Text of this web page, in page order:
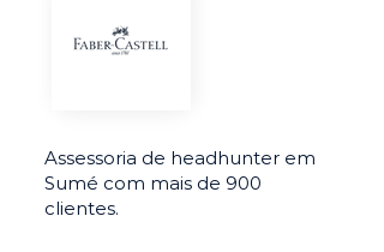
Assessoria de headhunter em
Sumé com mais de 900
clientes.